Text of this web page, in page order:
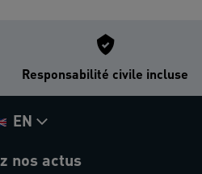
Responsabilité civile incluse
EN
nos actus